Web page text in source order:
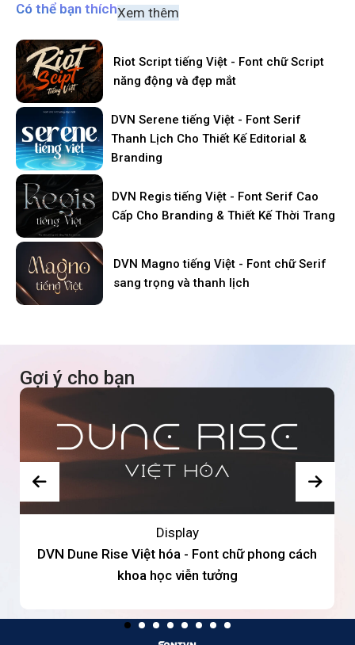
Có thể bạn thíchXem thêm
Riot Script tiếng Việt - Font chữ Script
năng động và đẹp mắt
DVN Serene tiếng Việt - Font Serif
Thanh Lịch Cho Thiết Kế Editorial &
Branding
DVN Regis tiếng Việt - Font Serif Cao
Cấp Cho Branding & Thiết Kế Thời Trang
DVN Magno tiếng Việt - Font chữ Serif
sang trọng và thanh lịch
Gợi ý cho bạn
Display
DVN Dune Rise Việt hóa - Font chữ phong cách
khoa học viễn tưởng